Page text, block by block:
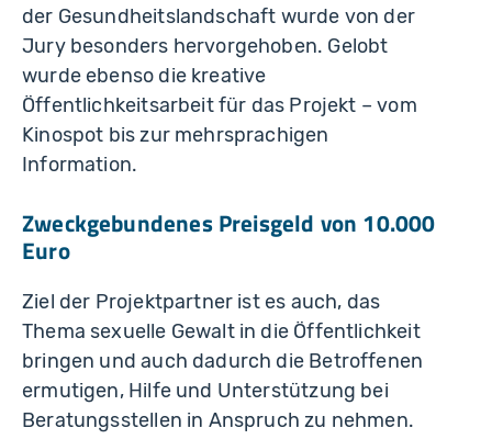
der Gesundheitslandschaft wurde von der
Jury besonders hervorgehoben. Gelobt
wurde ebenso die kreative
Öffentlichkeitsarbeit für das Projekt – vom
Kinospot bis zur mehrsprachigen
Information.
Zweckgebundenes Preisgeld von 10.000
Euro
Ziel der Projektpartner ist es auch, das
Thema sexuelle Gewalt in die Öffentlichkeit
bringen und auch dadurch die Betroffenen
ermutigen, Hilfe und Unterstützung bei
Beratungsstellen in Anspruch zu nehmen.